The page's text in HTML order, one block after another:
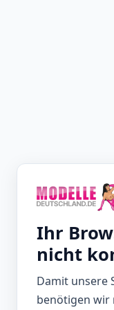
Ihr
nicht
Damit unsere
benötigen wir